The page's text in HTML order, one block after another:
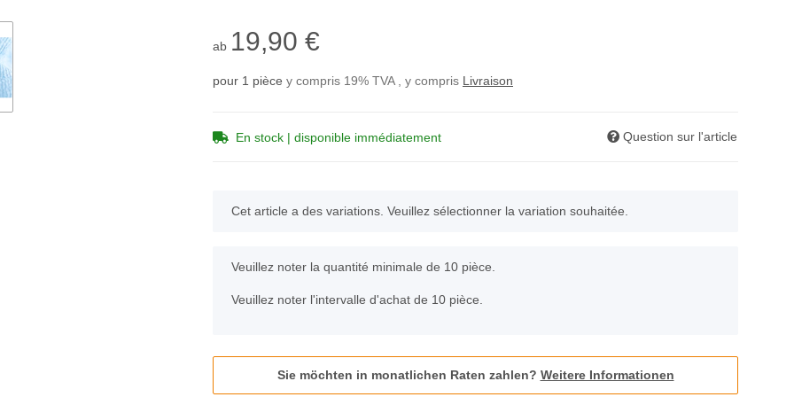
ab 19,90 €
pour 1 pièce y compris 19% TVA , y compris Livraison
En stock | disponible immédiatement Question sur l'article
x
Cet article a des variations. Veuillez sélectionner la variation souhaitée.
x
Veuillez noter la quantité minimale de 10 pièce.
Veuillez noter l'intervalle d'achat de 10 pièce.
Sie möchten in monatlichen Raten zahlen? Weitere Informationen